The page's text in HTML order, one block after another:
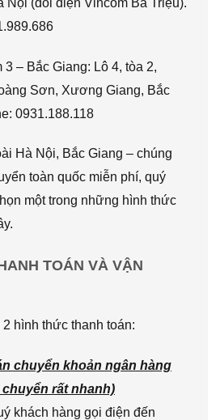
– Bắc Giang: Lô 4, tòa 2,
Sơn, Xương Giang, Bắc
0931.188.118
Hà Nội, Bắc Giang – chúng
toàn quốc miễn phí, quý
một trong những hình thức
TOÁN VÀ VẬN
hình thức thanh toán:
chuyển khoản ngân hàng
rất nhanh)
khách hàng gọi điện đến